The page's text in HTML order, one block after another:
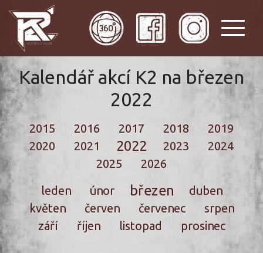
Kalendář akcí K2 na březen
2022
2015 2016 2017 2018 2019
2020 2021 2022 2023
2024
2025
2026
leden
únor březen
duben
květen
červen červenec
srpen
září
říjen listopad prosinec